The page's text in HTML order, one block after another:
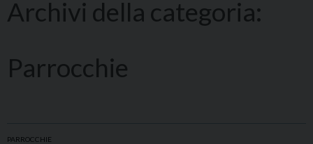
Archivi della categoria:
Parrocchie
PARROCCHIE